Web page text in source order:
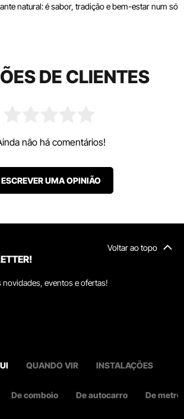
natural: é sabor, tradição e bem-estar num só
DE CLIENTES
não há comentários!
ESCREVER UMA OPINIÃO
Voltar ao topo
novidades, eventos e ofertas!
QUANDO VIR INSTALAÇÕES
De comboio De autocarro De metro